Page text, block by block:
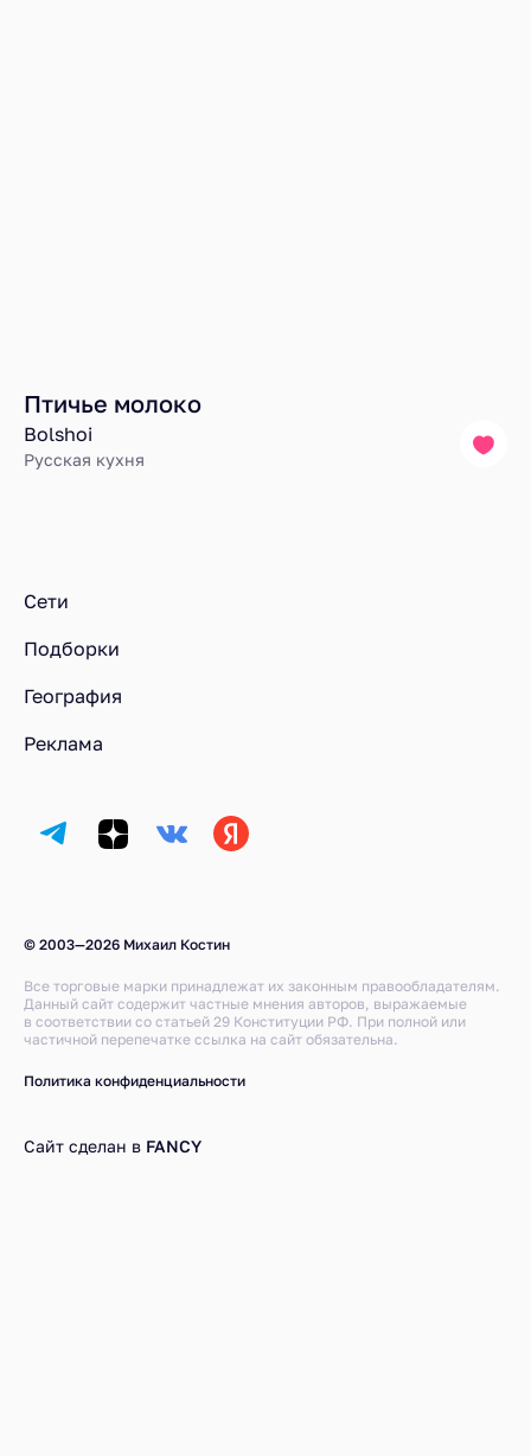
Птичье молоко
Bolshoi
Русская кухня
© 2003—2026 Михаил Костин
Все торговые марки принадлежат их законным правообладателям.
Данный сайт содержит частные мнения авторов, выражаемые
в соответствии со статьей 29 Конституции РФ. При полной или
частичной перепечатке ссылка на сайт обязательна.
Политика конфиденциальности
Сети
Подборки
География
Реклама
Сайт сделан в FANCY